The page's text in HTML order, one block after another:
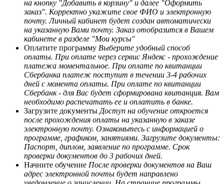
на кнопку "Добавить в корзину" и далее "Оформить
заказ". Корректно укажите свое ФИО и электронную
почту. Личный кабинет будет создан автоматически
на указанную Вами почту. Заказ отобразится в Вашем
кабинете в разделе "Мои курсы"
Оплатите программу Выберите удобный способ
оплаты. При оплате через сервис Яндекс - прохождение
платежа моментальное. При оплате по квитанции
Сбербанка платеж поступит в течении 3-4 рабочих
дней с момента оплаты. При оплате по квитанции
Сбербанк - для Вас будет сформирована квитанция. Вам
необходимо распечатать ее и оплатить в банке.
Загрузите документы Доступ на обучение откроется
после прохождения оплаты на указанную в заказе
электронную почту. Ознакомьтесь с информацией о
программе, графиком, занятиями. Загрузите документы:
Паспорт, диплом, заявление по программе. Срок
проверки документов до 3 рабочих дней.
Начните обучение После проверки документов на Ваш
адрес электронной почты будет направлено